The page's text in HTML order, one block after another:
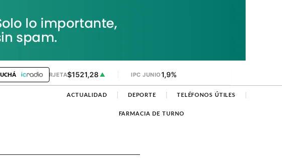
DÓLAR TARJETA$1521,28 ▲ IPC JUNIO1,9%
ACTUALIDAD DEPORTE TELÉFONOS ÚTILES
FARMACIA DE TURNO